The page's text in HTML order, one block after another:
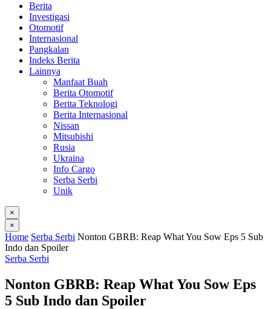
Berita
Investigasi
Otomotif
Internasional
Pangkalan
Indeks Berita
Lainnya
Manfaat Buah
Berita Otomotif
Berita Teknologi
Berita Internasional
Nissan
Mitsubishi
Rusia
Ukraina
Info Cargo
Serba Serbi
Unik
×
×
Home Serba Serbi Nonton GBRB: Reap What You Sow Eps 5 Sub
Indo dan Spoiler
Serba Serbi
Nonton GBRB: Reap What You Sow Eps
5 Sub Indo dan Spoiler